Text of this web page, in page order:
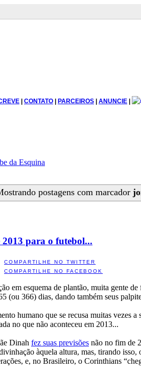
| CONTATO | PARCEIROS | ANUNCIE |
da Esquina
postagens com marcador
2013 para o futebol...
COMPARTILHE NO TWITTER
COMPARTILHE NO FACEBOOK
em esquema de plantão, muita gente
(ou 366) dias, dando também seus
humano que se recusa muitas vezes
no que não aconteceu em 2013...
Dinah fez suas previsões não no fim de
àquela altura, mas, tirando
e, no Brasileiro, o Corinthians